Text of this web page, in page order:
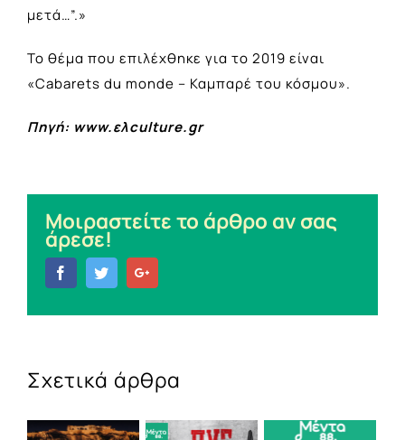
μετά…”.»
Το θέμα που επιλέχθηκε για το 2019 είναι
«Cabarets du monde – Καμπαρέ του κόσμου».
Πηγή: www.ελculture.gr
Μοιραστείτε το άρθρο αν σας
άρεσε!
FacebookTwitter
Σχετικά άρθρα